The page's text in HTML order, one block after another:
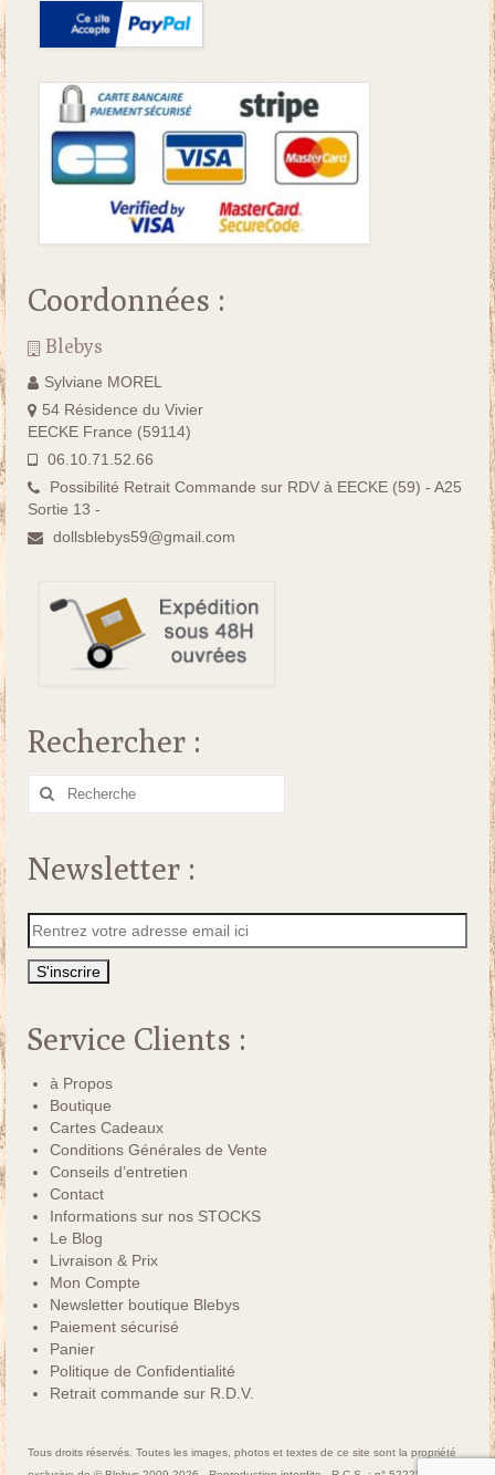
Coordonnées :
Blebys
Sylviane MOREL
54 Résidence du Vivier
EECKE France (59114)
06.10.71.52.66
Possibilité Retrait Commande sur RDV à EECKE (59) - A25
Sortie 13 -
dollsblebys59@gmail.com
Rechercher :
Rechercher
Newsletter :
Service Clients :
à Propos
Boutique
Cartes Cadeaux
Conditions Générales de Vente
Conseils d’entretien
Contact
Informations sur nos STOCKS
Le Blog
Livraison & Prix
Mon Compte
Newsletter boutique Blebys
Paiement sécurisé
Panier
Politique de Confidentialité
Retrait commande sur R.D.V.
Tous droits réservés. Toutes les images, photos et textes de ce site sont la propriété